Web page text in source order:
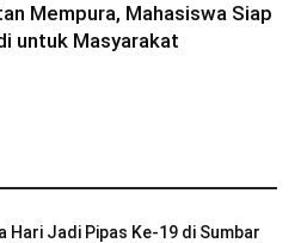
Mempura, Mahasiswa Siap
untuk Masyarakat
Hari Jadi Pipas Ke-19 di Sumbar